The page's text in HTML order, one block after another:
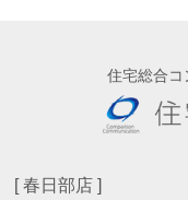
住宅総合コ
[ 春日部店 ]